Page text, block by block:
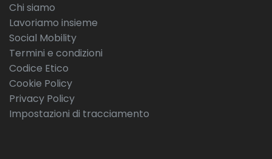
Chi siamo
Lavoriamo insieme
Social Mobility
Termini e condizioni
Codice Etico
Cookie Policy
Privacy Policy
Impostazioni di tracciamento